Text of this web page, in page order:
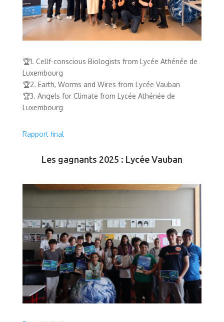
🏆1. Cellf-conscious Biologists from Lycée Athénée de
Luxembourg
🏆2. Earth, Worms and Wires from Lycée Vauban
🏆3. Angels for Climate from Lycée Athénée de
Luxembourg
Rapport final
Les gagnants 2025 : Lycée Vauban